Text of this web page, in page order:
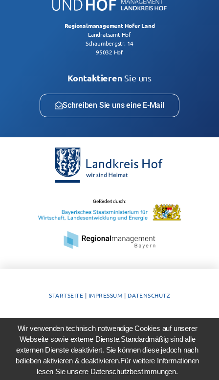
Regionalmanagement Hofer Land
Landratsamt Hof
Schaumbergstr. 14
95032 Hof
Kontaktieren Sie uns
Schreiben Sie uns eine E-Mail
Gefördert durch:
STARTSEITE | IMPRESSUM | DATENSCHUTZ
Wir verwenden technisch notwendige Cookies auf unserer
Webseite sowie externe Dienste.Standardmäßig sind alle
externen Dienste deaktiviert. Sie können diese jedoch nach
belieben aktivieren & deaktivieren.Für weitere Informationen
lesen Sie unsere Datenschutzbestimmungen.